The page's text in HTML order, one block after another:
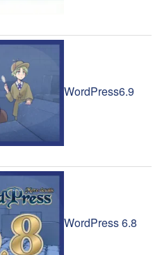
WordPress6.9
WordPress 6.8